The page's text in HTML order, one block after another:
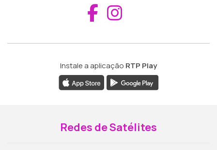
Aceder ao
Instale a aplicação RTP Play
Redes de Satélites